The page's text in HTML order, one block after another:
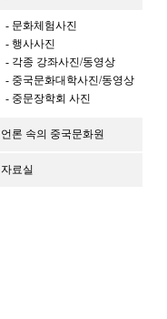
- 문화체험사진
- 행사사진
- 각종 강좌사진/동영상
- 중국문화대학사진/동영상
- 중문장학회 사진
언론 속의 중국문화원
자료실